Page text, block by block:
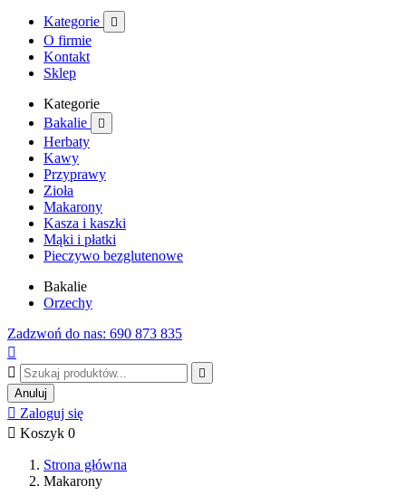
Kategorie 
O firmie
Kontakt
Sklep
Kategorie
Bakalie

Herbaty
Kawy
Przyprawy
Zioła
Makarony
Kasza i kaszki
Mąki i płatki
Pieczywo bezglutenowe
Bakalie
Orzechy
Zadzwoń do nas: 690 873 835



Anuluj
 Zaloguj się
 Koszyk 0
Strona główna
Makarony